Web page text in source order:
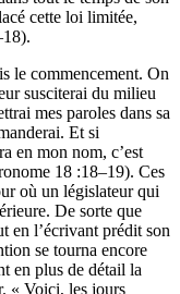
cette loi limitée,
le commencement. On
susciterai du milieu
mes paroles dans sa
Et si
en mon nom, c’est
18 :18–19). Ces
où un législateur qui
De sorte que
en l’écrivant prédit son
se tourna encore
en plus de détail la
« Voici, les jours